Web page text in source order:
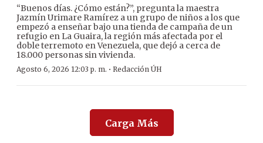
“Buenos días. ¿Cómo están?”, pregunta la maestra
Jazmín Urimare Ramírez a un grupo de niños a los que
empezó a enseñar bajo una tienda de campaña de un
refugio en La Guaira, la región más afectada por el
doble terremoto en Venezuela, que dejó a cerca de
18.000 personas sin vivienda.
Agosto 6, 2026 12:03 p. m. · Redacción ÚH
Carga Más